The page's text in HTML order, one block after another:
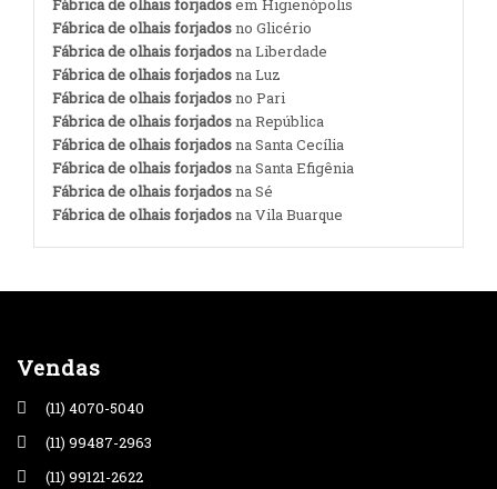
Fábrica de olhais forjadosem Higienópolis
Fábrica de olhais forjadosno Glicério
Fábrica de olhais forjadosna Liberdade
Fábrica de olhais forjadosna Luz
Fábrica de olhais forjadosno Pari
Fábrica de olhais forjadosna República
Fábrica de olhais forjadosna Santa Cecília
Fábrica de olhais forjadosna Santa Efigênia
Fábrica de olhais forjadosna Sé
Fábrica de olhais forjadosna Vila Buarque
Vendas
(11) 4070-5040
(11) 99487-2963
(11) 99121-2622